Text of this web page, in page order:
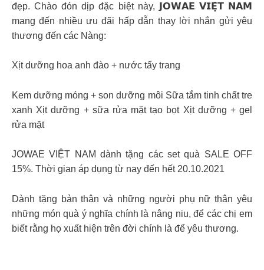
đẹp. Chào đón dịp đặc biệt này, 𝗝𝗢𝗪𝗔𝗘 𝗩𝗜𝗘̣̂𝗧 𝗡𝗔𝗠
mang đến nhiều ưu đãi hấp dẫn thay lời nhắn gửi yêu
thương đến các Nàng:
Xịt dưỡng hoa anh đào + nước tẩy trang
Kem dưỡng móng + son dưỡng môi Sữa tắm tinh chất tre
xanh Xịt dưỡng + sữa rửa mặt tạo bọt Xịt dưỡng + gel
rửa mặt
JOWAE VIỆT NAM dành tặng các set quà SALE OFF
15%. Thời gian áp dụng từ nay đến hết 20.10.2021
Dành tặng bản thân và những người phụ nữ thân yêu
những món quà ý nghĩa chính là nâng niu, để các chị em
biết rằng họ xuất hiện trên đời chính là để yêu thương.